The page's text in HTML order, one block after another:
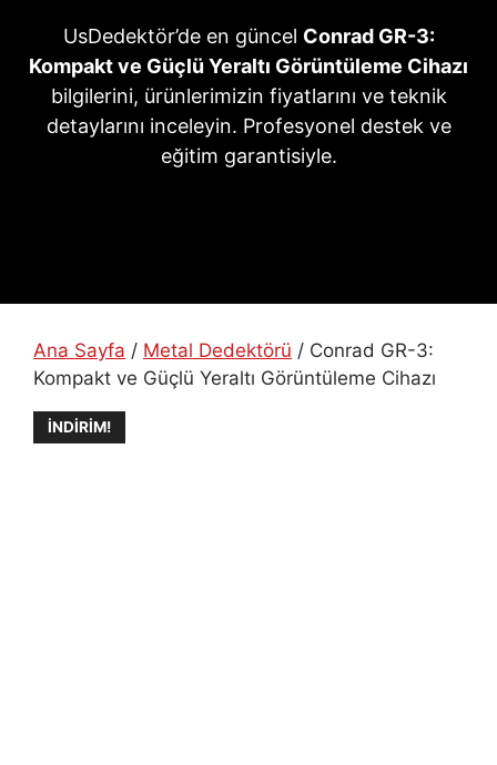
UsDedektör’de en güncel Conrad GR-3:
Kompakt ve Güçlü Yeraltı Görüntüleme Cihazı
bilgilerini, ürünlerimizin fiyatlarını ve teknik
detaylarını inceleyin. Profesyonel destek ve
eğitim garantisiyle.
Ana Sayfa / Metal Dedektörü / Conrad GR-3:
Kompakt ve Güçlü Yeraltı Görüntüleme Cihazı
İNDIRIM!